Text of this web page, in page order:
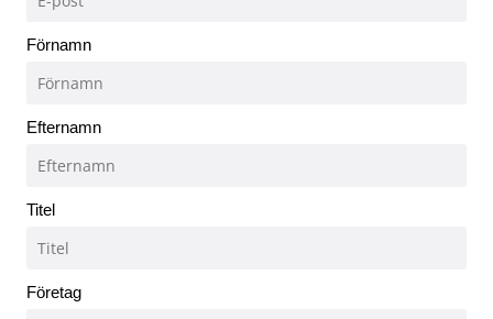
Förnamn
Efternamn
Titel
Företag